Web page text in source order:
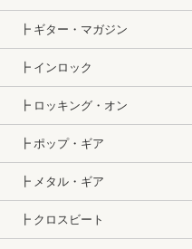
┣ ギター・マガジン
┣ インロック
┣ ロッキング・オン
┣ ポップ・ギア
┣ メタル・ギア
┣ クロスビート